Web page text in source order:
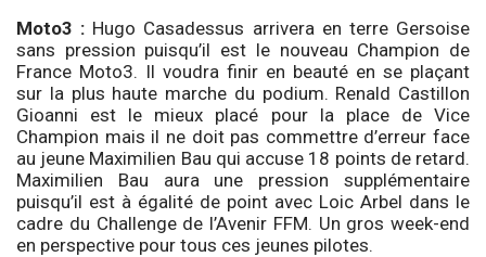
Moto3 : Hugo Casadessus arrivera en terre Gersoise
sans pression puisqu’il est le nouveau Champion de
France Moto3. Il voudra finir en beauté en se plaçant
sur la plus haute marche du podium. Renald Castillon
Gioanni est le mieux placé pour la place de Vice
Champion mais il ne doit pas commettre d’erreur face
au jeune Maximilien Bau qui accuse 18 points de retard.
Maximilien Bau aura une pression supplémentaire
puisqu’il est à égalité de point avec Loic Arbel dans le
cadre du Challenge de l’Avenir FFM. Un gros week-end
en perspective pour tous ces jeunes pilotes.